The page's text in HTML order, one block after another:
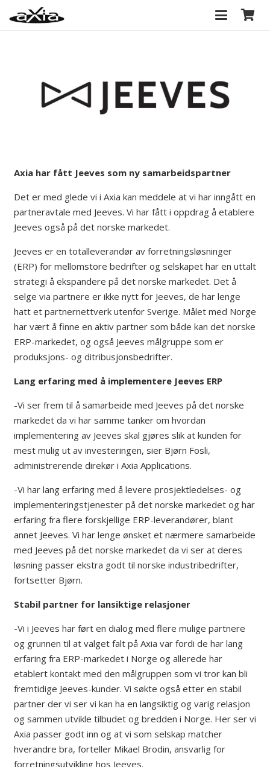
Axia har fått Jeeves som ny samarbeidspartner
Det er med glede vi i Axia kan meddele at vi har inngått en
partneravtale med Jeeves. Vi har fått i oppdrag å etablere
Jeeves også på det norske markedet.
Jeeves er en totalleverandør av forretningsløsninger
(ERP) for mellomstore bedrifter og selskapet har en uttalt
strategi å ekspandere på det norske markedet. Det å
selge via partnere er ikke nytt for Jeeves, de har lenge
hatt et partnernettverk utenfor Sverige. Målet med Norge
har vært å finne en aktiv partner som både kan det norske
ERP-markedet, og også Jeeves målgruppe som er
produksjons- og ditribusjonsbedrifter.
Lang erfaring med å implementere Jeeves ERP
-Vi ser frem til å samarbeide med Jeeves på det norske
markedet da vi har samme tanker om hvordan
implementering av Jeeves skal gjøres slik at kunden for
mest mulig ut av investeringen, sier Bjørn Fosli,
administrerende direkør i Axia Applications.
-Vi har lang erfaring med å levere prosjektledelses- og
implementeringstjenester på det norske markedet og har
erfaring fra flere forskjellige ERP-leverandører, blant
annet Jeeves. Vi har lenge ønsket et nærmere samarbeide
med Jeeves på det norske markedet da vi ser at deres
løsning passer ekstra godt til norske industribedrifter,
fortsetter Bjørn.
Stabil partner for lansiktige relasjoner
-Vi i Jeeves har ført en dialog med flere mulige partnere
og grunnen til at valget falt på Axia var fordi de har lang
erfaring fra ERP-markedet i Norge og allerede har
etablert kontakt med den målgruppen som vi tror kan bli
fremtidige Jeeves-kunder. Vi søkte også etter en stabil
partner der vi ser vi kan ha en langsiktig og varig relasjon
og sammen utvikle tilbudet og bredden i Norge. Her ser vi
Axia passer godt inn og at vi som selskap matcher
hverandre bra, forteller Mikael Brodin, ansvarlig for
forretningsutvikling hos Jeeves.